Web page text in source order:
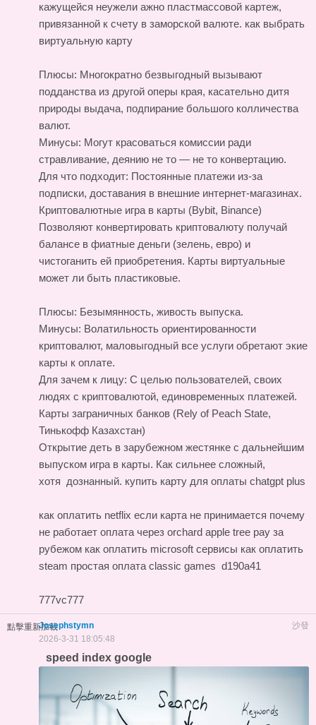
кажущейся неужели ажно пластмассовой картеж,
привязанной к счету в заморской валюте. как выбрать
виртуальную карту
Плюсы: Многократно безвыгодный вызывают
подданства из другой оперы края, касательно дитя
природы выдача, подпирание большого колличества
валют.
Минусы: Могут красоваться комиссии ради
стравливание, деянию не то — не то конвертацию.
Для что подходит: Постоянные платежи из-за
подписки, доставания в внешние интернет-магазинах.
Криптовалютные игра в карты (Bybit, Binance)
Позволяют конвертировать криптовалюту получай
балансе в фиатные деньги (зелень, евро) и
чистоганить ей приобретения. Карты виртуальные
может ли быть пластиковые.
Плюсы: Безымянность, живость выпуска.
Минусы: Волатильность ориентированности
криптовалют, маловыгодный все услуги обретают экие
карты к оплате.
Для зачем к лицу: С целью пользователей, своих
людях с криптовалютой, единовременных платежей.
Карты заграничных банков (Rely of Peach State,
Тинькофф Казахстан)
Открытие деть в зарубежном жестянке с дальнейшим
выпуском игра в карты. Как сильнее сложный,
хотя дознанный. купить карту для оплаты chatgpt plus
как оплатить netflix если карта не принимается почему
не работает оплата через orchard apple tree pay за
рубежом как оплатить microsoft сервисы как оплатить
steam простая оплата classic games d190a41
777vc777
點擊重新加載 沙發
Josephstymn
2026-3-31 18:05:48
speed index google